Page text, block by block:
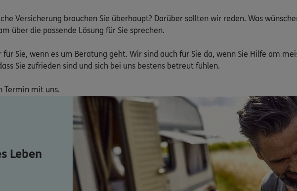
Versicherung brauchen Sie überhaupt? Darüber sollten wir reden. Was
über die passende Lösung für Sie sprechen.
Sie, wenn es um Beratung geht. Wir sind auch für Sie da, wenn Sie Hilfe am
Sie zufrieden sind und sich bei uns bestens betreut fühlen.
Termin mit uns.
Leben